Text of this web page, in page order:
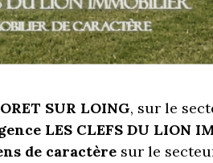
SUR LOING, sur le
LES CLEFS DU LION
de caractère sur le